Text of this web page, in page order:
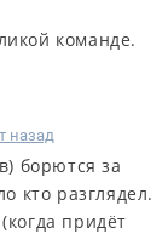
команде.
назад
борются за
кто разглядел.
придёт